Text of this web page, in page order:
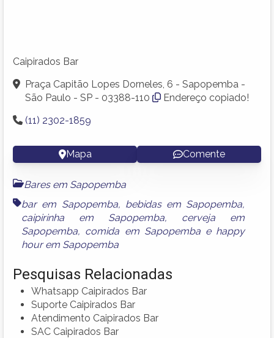
Caipirados Bar
Praça Capitão Lopes Dorneles, 6 - Sapopemba -
São Paulo - SP - 03388-110
Endereço copiado!
(11) 2302-1859
Mapa Comente
Bares em Sapopemba
bar em Sapopemba, bebidas em Sapopemba,
caipirinha em Sapopemba, cerveja em
Sapopemba, comida em Sapopembae happy
hour em Sapopemba
Pesquisas Relacionadas
Whatsapp Caipirados Bar
Suporte Caipirados Bar
Atendimento Caipirados Bar
SAC Caipirados Bar